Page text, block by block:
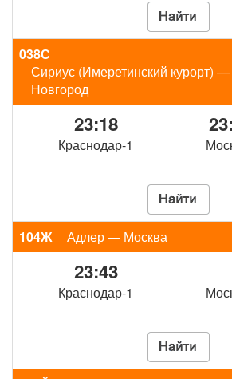
038С
Сириус (Имеретинский курорт)
Новгород
23:18
Краснодар-1
104Ж Адлер — Москва
23:43
Краснодар-1